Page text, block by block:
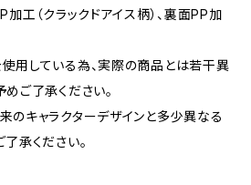
加工（クラックドアイス柄）、裏面PP加
用している為、実際の商品とは若干異
ご了承ください。
のキャラクターデザインと多少異なる
承ください。